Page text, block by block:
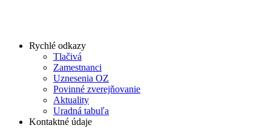
Rychlé odkazy
Tlačivá
Zamestnanci
Uznesenia OZ
Povinné zverejňovanie
Aktuality
Uradná tabuľa
Kontaktné údaje